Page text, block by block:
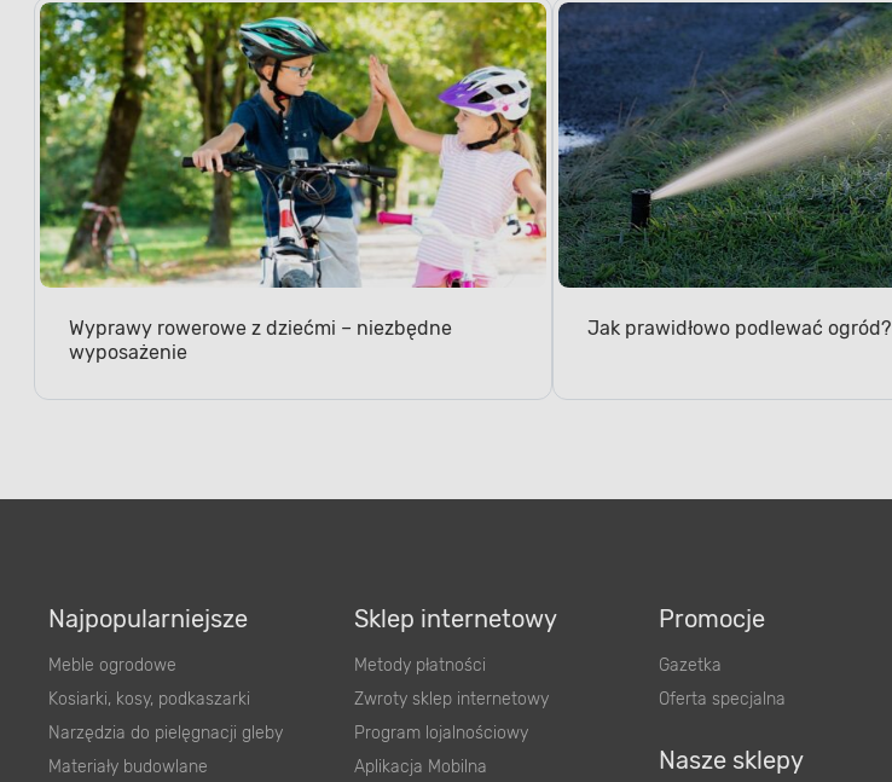
Wyprawy rowerowe z dziećmi – niezbędne
wyposażenie
Jak prawidłowo podlewać ogród?
Najpopularniejsze
Meble ogrodowe
Kosiarki, kosy, podkaszarki
Narzędzia do pielęgnacji gleby
Materiały budowlane
Sklep internetowy
Metody płatności
Zwroty sklep internetowy
Program lojalnościowy
Aplikacja Mobilna
Promocje
Gazetka
Oferta specjalna
Nasze sklepy